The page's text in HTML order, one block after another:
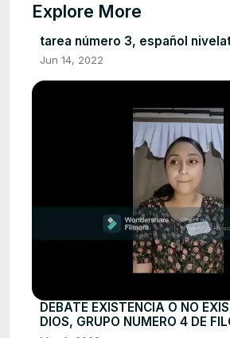
Explore More
tarea número 3, español
Jun 14, 2022
DEBATE EXISTENCIA O NO
DIOS, GRUPO NUMERO 4 DE